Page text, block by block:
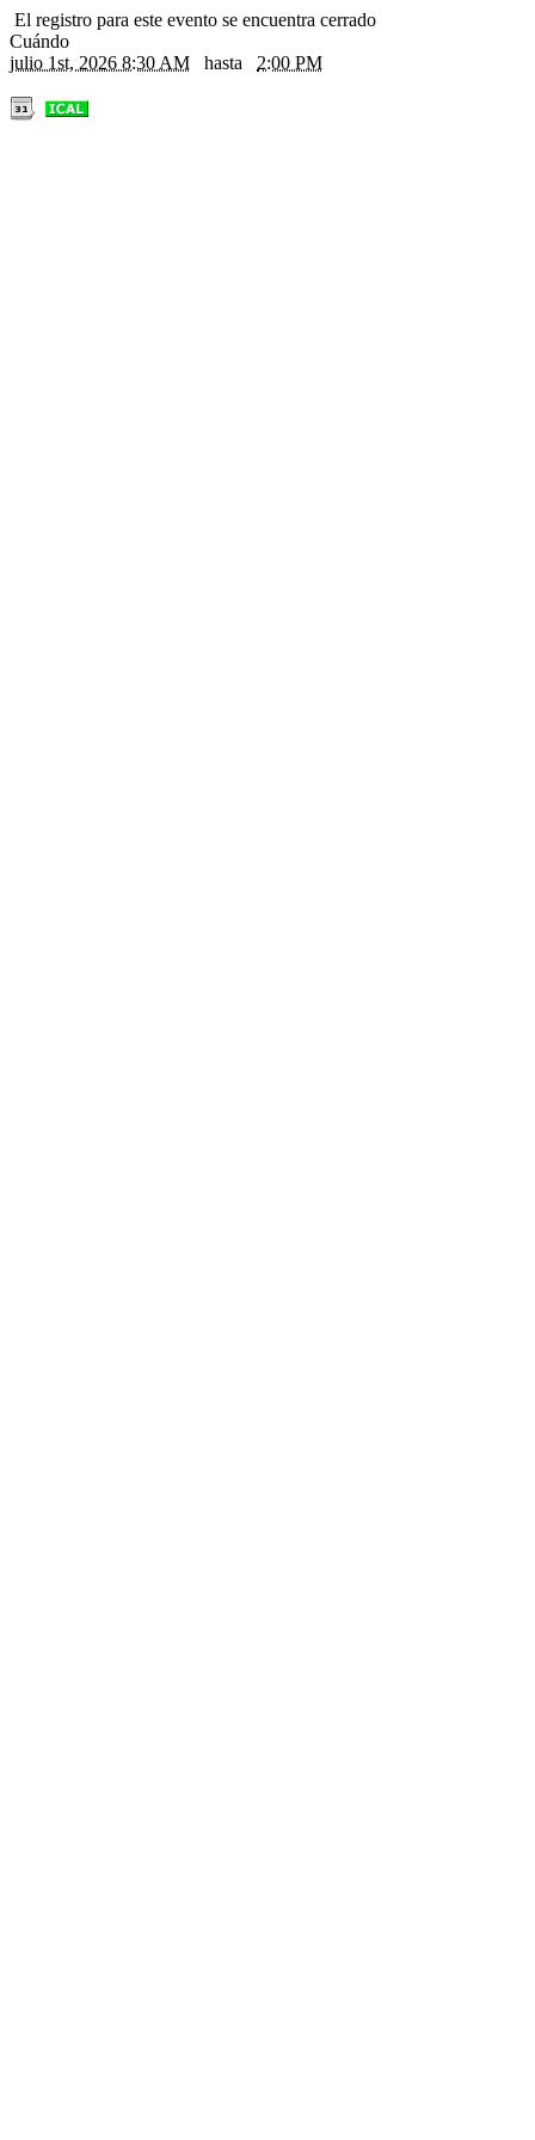
El registro para este evento se encuentra cerrado
Cuándo
julio 1st, 2026 8:30 AM hasta 2:00 PM